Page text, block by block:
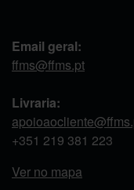
Email geral:
ffms@ffms.pt
Livraria:
+351 219 381 223
Ver no mapa